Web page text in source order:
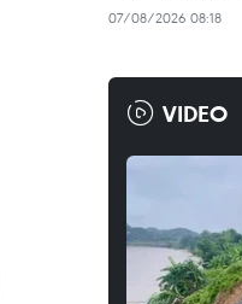
07/08/2026 08:18
VIDEO